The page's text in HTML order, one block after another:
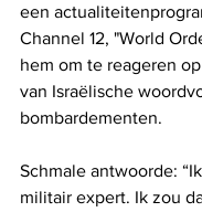
een
Channel 12, "World
hem om te reageren
van Israëlische
bombardementen.
Schmale antwoorde:
militair expert. Ik zou